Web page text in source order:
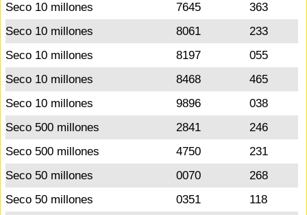
Seco 10 millones
7645
363
Seco 10 millones
8061
233
Seco 10 millones
8197
055
Seco 10 millones
8468
465
Seco 10 millones
9896
038
Seco 500 millones
2841
246
Seco 500 millones
4750
231
Seco 50 millones
0070
268
Seco 50 millones
0351
118